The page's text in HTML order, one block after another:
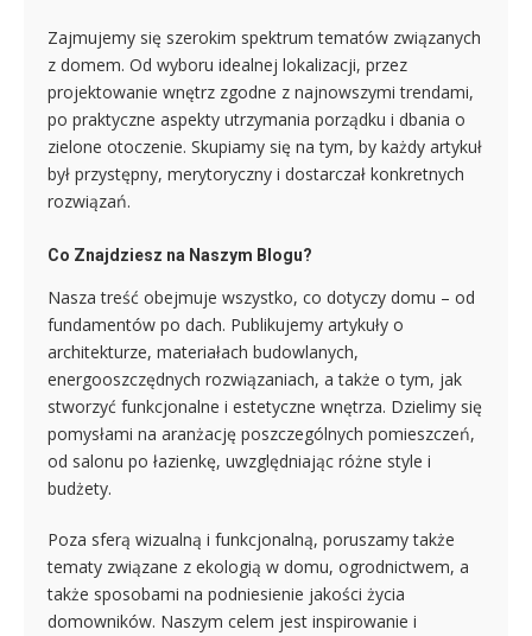
Zajmujemy się szerokim spektrum tematów związanych
z domem. Od wyboru idealnej lokalizacji, przez
projektowanie wnętrz zgodne z najnowszymi trendami,
po praktyczne aspekty utrzymania porządku i dbania o
zielone otoczenie. Skupiamy się na tym, by każdy artykuł
był przystępny, merytoryczny i dostarczał konkretnych
rozwiązań.
Co Znajdziesz na Naszym Blogu?
Nasza treść obejmuje wszystko, co dotyczy domu – od
fundamentów po dach. Publikujemy artykuły o
architekturze, materiałach budowlanych,
energooszczędnych rozwiązaniach, a także o tym, jak
stworzyć funkcjonalne i estetyczne wnętrza. Dzielimy się
pomysłami na aranżację poszczególnych pomieszczeń,
od salonu po łazienkę, uwzględniając różne style i
budżety.
Poza sferą wizualną i funkcjonalną, poruszamy także
tematy związane z ekologią w domu, ogrodnictwem, a
także sposobami na podniesienie jakości życia
domowników. Naszym celem jest inspirowanie i